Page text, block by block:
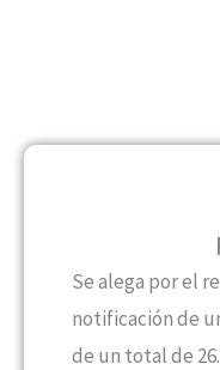
Se alega por el
notificación de
de un total de